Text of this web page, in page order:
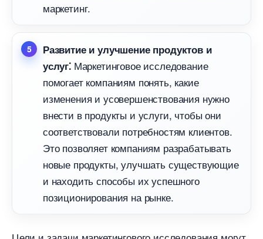
маркетинг.​
Развитие и улучшение продуктов и
услуг⁚Маркетинговое исследование
помогает компаниям понять, какие
изменения и усовершенствования нужно
нести в продукты и услуги, чтобы они
соответствовали потребностям клиентов.​
Это позволяет компаниям разрабатывать
новые продукты, улучшать существующие
и находить способы их успешного
позиционирования на рынке.​